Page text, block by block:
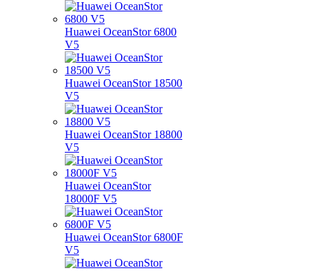
Huawei OceanStor 6800
V5
Huawei OceanStor 18500
V5
Huawei OceanStor 18800
V5
Huawei OceanStor
18000F V5
Huawei OceanStor 6800F
V5